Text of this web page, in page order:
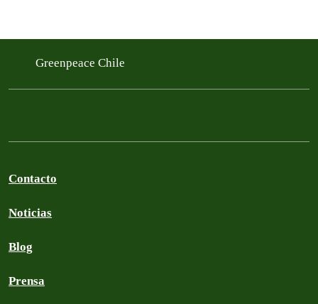
Greenpeace Chile
Contacto
Noticias
Blog
Prensa